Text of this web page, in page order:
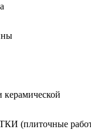
(плиточные